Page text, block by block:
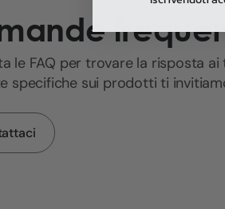
le FAQ per trovare la risposta ai
specifiche sui prodotti ti